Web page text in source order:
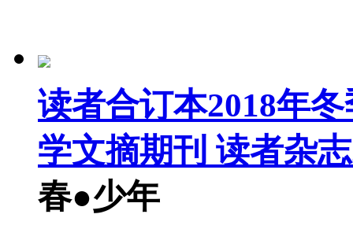
读者合订本2018年
学文摘期刊 读者杂
春●少年